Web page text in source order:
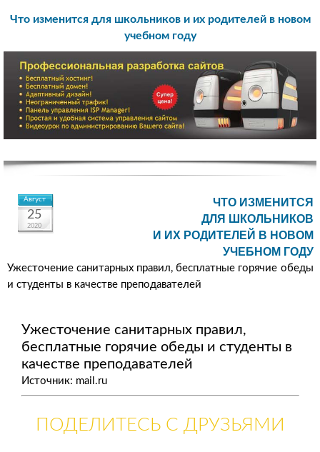
Что изменится для школьников и их родителей в новом
учебном году
Август
25
2020
ЧТО ИЗМЕНИТСЯ
ДЛЯ ШКОЛЬНИКОВ
И ИХ РОДИТЕЛЕЙ В НОВОМ
УЧЕБНОМ ГОДУ
Ужесточение санитарных правил, бесплатные горячие обеды
и студенты в качестве преподавателей
Ужесточение санитарных правил,
бесплатные горячие обеды и студенты в
качестве преподавателей
Источник: mail.ru
ПОДЕЛИТЕСЬ С ДРУЗЬЯМИ